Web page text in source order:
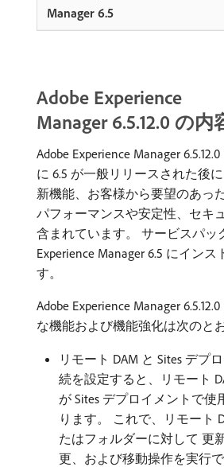
Adobe Experience
Manager 6.5.12.0 の内
Adobe Experience Manager
に 6.5 が一般リリースされた後
新機能、お客様から要望のあっ
パフォーマンスや安定性、セキ
含まれています。 サービスパッ
Experience Manager 6.5 にイン
す。
Adobe Experience Manager
な機能および機能強化は次のと
リモート DAM と Sites デプ
続を設定すると、リモート
が Sites デプロイメントで使
ります。 これで、リモート
たはフォルダーに対して 更
更、および移動操作を実行